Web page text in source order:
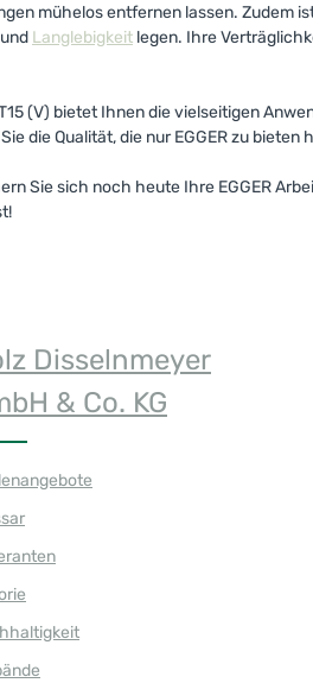
mühelos entfernen lassen. Zudem
Langlebigkeit legen. Ihre
(V) bietet Ihnen die vielseitigen
die Qualität, die nur EGGER zu bieten
Sie sich noch heute Ihre EGGER
Disselnmeyer
& Co. KG